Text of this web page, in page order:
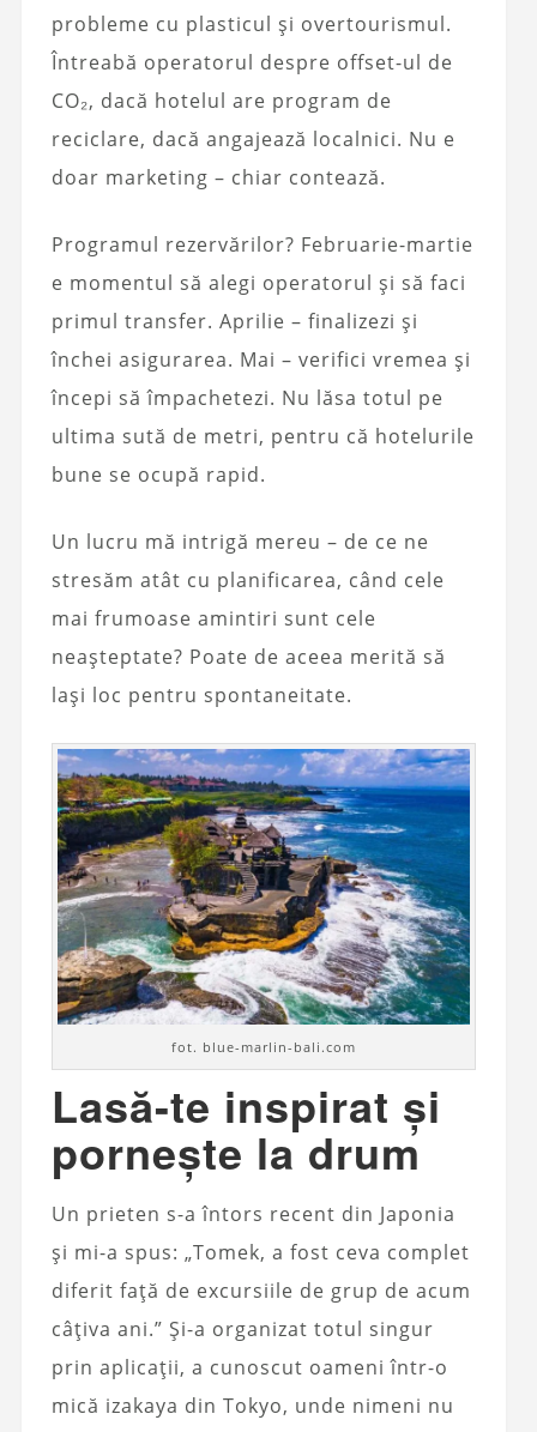
probleme cu plasticul și overtourismul.
Întreabă operatorul despre offset-ul de
CO₂, dacă hotelul are program de
reciclare, dacă angajează localnici. Nu e
doar marketing – chiar contează.
Programul rezervărilor? Februarie-martie
e momentul să alegi operatorul și să faci
primul transfer. Aprilie – finalizezi și
închei asigurarea. Mai – verifici vremea și
începi să împachetezi. Nu lăsa totul pe
ultima sută de metri, pentru că hotelurile
bune se ocupă rapid.
Un lucru mă intrigă mereu – de ce ne
stresăm atât cu planificarea, când cele
mai frumoase amintiri sunt cele
neașteptate? Poate de aceea merită să
lași loc pentru spontaneitate.
fot. blue-marlin-bali.com
Lasă-te inspirat și
pornește la drum
Un prieten s-a întors recent din Japonia
și mi-a spus: „Tomek, a fost ceva complet
diferit față de excursiile de grup de acum
câțiva ani.” Și-a organizat totul singur
prin aplicații, a cunoscut oameni într-o
mică izakaya din Tokyo, unde nimeni nu